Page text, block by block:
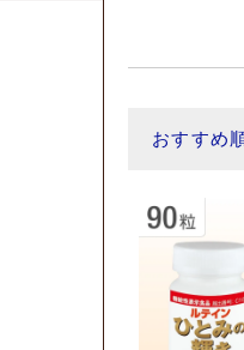
おすすめ